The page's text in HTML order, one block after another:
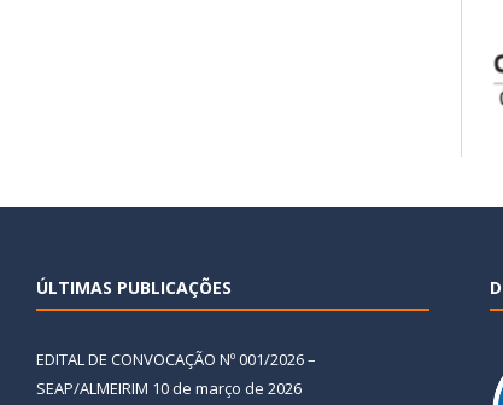
ÚLTIMAS PUBLICAÇÕES
EDITAL DE CONVOCAÇÃO Nº 001/2026 –
SEAP/ALMEIRIM 10 de março de 2026